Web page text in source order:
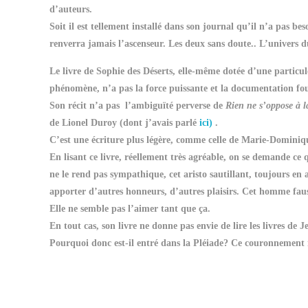
d’auteurs.
Soit il est tellement installé dans son journal qu’il n’a pas
renverra jamais l’ascenseur. Les deux sans doute.. L’univers
Le livre de Sophie des Déserts, elle-même dotée d’une
phénomène, n’a pas la force puissante et la documentation
Son récit n’a pas l’ambiguïté perverse de Rien ne s’oppose à
de Lionel Duroy (dont j’avais parlé ici) .
C’est une écriture plus légère, comme celle de Marie-
En lisant ce livre, réellement très agréable, on se demande ce
ne le rend pas sympathique, cet aristo sautillant, toujours
apporter d’autres honneurs, d’autres plaisirs. Cet homme
Elle ne semble pas l’aimer tant que ça.
En tout cas, son livre ne donne pas envie de lire les livres de
Pourquoi donc est-il entré dans la Pléiade? Ce